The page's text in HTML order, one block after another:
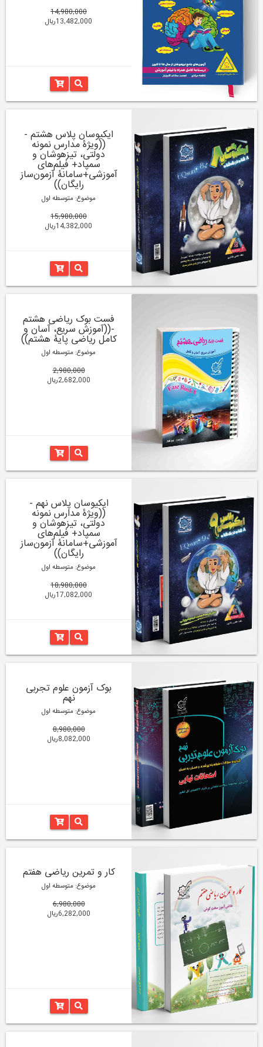
14,980,000
13,482,000ریال
ایکیوسان پلاس هشتم -
((ویژۀ مدارس نمونه
دولتی، تیزهوشان و
سمپاد+ فیلم‌های
آموزشی+سامانۀ آزمون‌ساز
رایگان))
موضوع: متوسطه اول
15,980,000
14,382,000ریال
فست بوک ریاضی هشتم
-((آموزش سریع، آسان و
کامل ریاضی پایۀ هشتم))
موضوع: متوسطه اول
2,980,000
2,682,000ریال
ایکیوسان پلاس نهم -
((ویژۀ مدارس نمونه
دولتی، تیزهوشان و
سمپاد+ فیلم‌های
آموزشی+سامانۀ آزمون‌ساز
رایگان))
موضوع: متوسطه اول
18,980,000
17,082,000ریال
بوک آزمون علوم تجربی
نهم
موضوع: متوسطه اول
8,980,000
8,082,000ریال
کار و تمرین ریاضی هفتم
موضوع: متوسطه اول
6,980,000
6,282,000ریال